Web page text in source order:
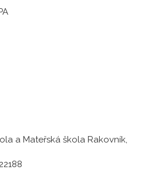
a Mateřská škola Rakovník,